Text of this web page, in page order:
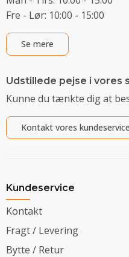
Fre - Lør: 10:00 - 15:00
Se mere
Udstillede pejse i vores
Kunne du tænkte dig at
Kontakt vores kundeservice
Kundeservice
Kontakt
Fragt / Levering
Bytte / Retur